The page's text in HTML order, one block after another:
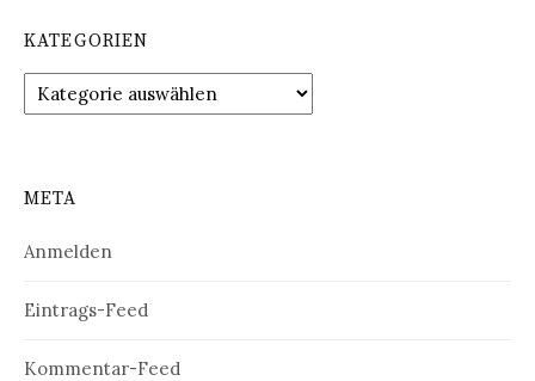
KATEGORIEN
Kategorien
META
Anmelden
Eintrags-Feed
Kommentar-Feed